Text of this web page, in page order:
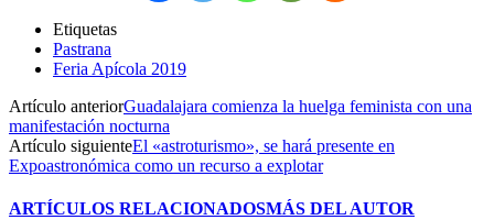
Etiquetas
Pastrana
Feria Apícola 2019
Artículo anteriorGuadalajara comienza la huelga feminista con una
manifestación nocturna
Artículo siguienteEl «astroturismo», se hará presente en
Expoastronómica como un recurso a explotar
ARTÍCULOS RELACIONADOSMÁS DEL AUTOR